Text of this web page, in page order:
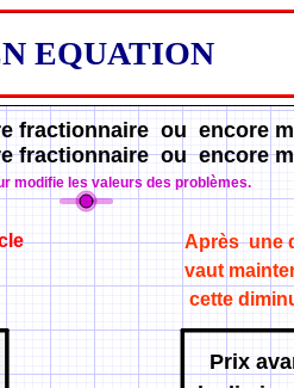
EQUATION